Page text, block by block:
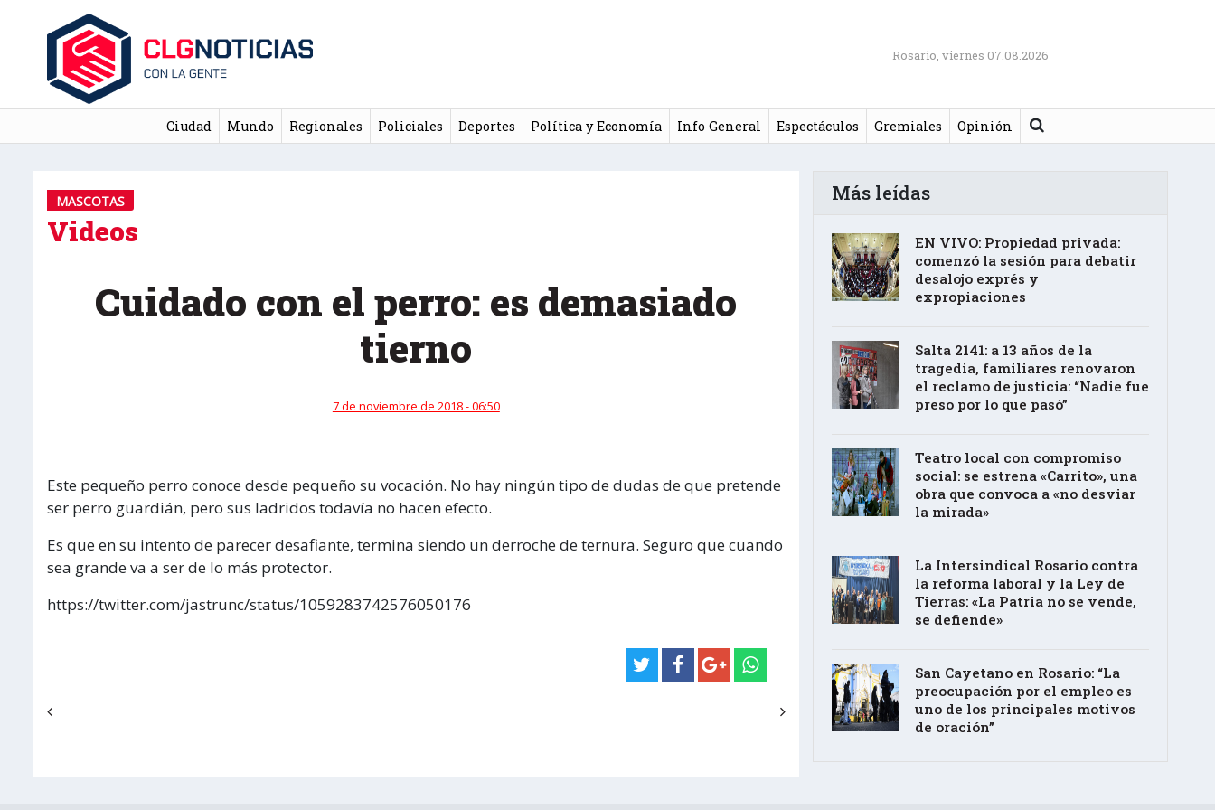
Rosario, viernes 07.08.2026
Ciudad Mundo Regionales Policiales Deportes Política y Economía Info General Espectáculos Gremiales Opinión Buscar
MASCOTAS
Videos
Cuidado con el perro: es demasiado
tierno
7 de noviembre de 2018 - 06:50
Este pequeño perro conoce desde pequeño su vocación. No hay ningún tipo de dudas de que pretende
ser perro guardián, pero sus ladridos todavía no hacen efecto.
Es que en su intento de parecer desafiante, termina siendo un derroche de ternura. Seguro que cuando
sea grande va a ser de lo más protector.
https://twitter.com/jastrunc/status/1059283742576050176
Más leídas
EN VIVO: Propiedad privada:
comenzó la sesión para debatir
desalojo exprés y
expropiaciones
Salta 2141: a 13 años de la
tragedia, familiares renovaron
el reclamo de justicia: “Nadie fue
preso por lo que pasó”
Teatro local con compromiso
social: se estrena «Carrito», una
obra que convoca a «no desviar
la mirada»
La Intersindical Rosario contra
la reforma laboral y la Ley de
Tierras: «La Patria no se vende,
se defiende»
San Cayetano en Rosario: “La
preocupación por el empleo es
uno de los principales motivos
de oración”